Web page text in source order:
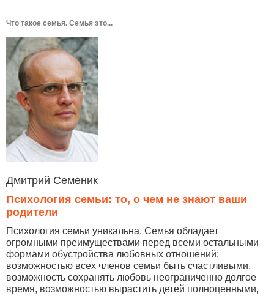
Что такое семья. Семья это...
Дмитрий Семеник
Психология семьи: то, о чем не знают ваши
родители
Психология семьи уникальна. Семья обладает
огромными преимуществами перед всеми остальными
формами обустройства любовных отношений:
возможностью всех членов семьи быть счастливыми,
возможность сохранять любовь неограниченно долгое
время, возможностью вырастить детей полноценными,